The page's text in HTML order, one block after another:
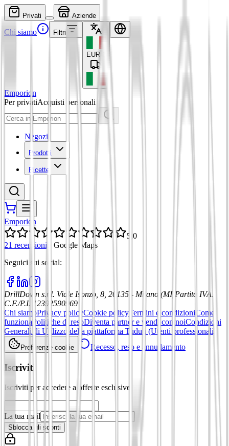
Privati Aziende
Chi siamo Filtri
EUR
Emporion
Per privatiAcquisti personali
Negozi
Prodotti
Ricette
Emporion
5,0
21 recensioni
Google Maps
Seguici sui social:
DrillDown s.r.l. Viale Isonzo, 8, 20135 - Milano (MI) Partita IVA:
C.F./P.I. 12392590969
Chi siamoPrivacy policyCookie policyTermini e condizioni Come
funziona Politiche di resoDiventa partner e vendi con noiCondizioni
Generali di Utilizzo della piattaforma Tuduu (Utenti professionali)
Preferenze cookie Recesso, reso e annullamento
Iscriviti
Iscriviti per accedere a offerte esclusive
La tua mail
Sblocca gli sconti